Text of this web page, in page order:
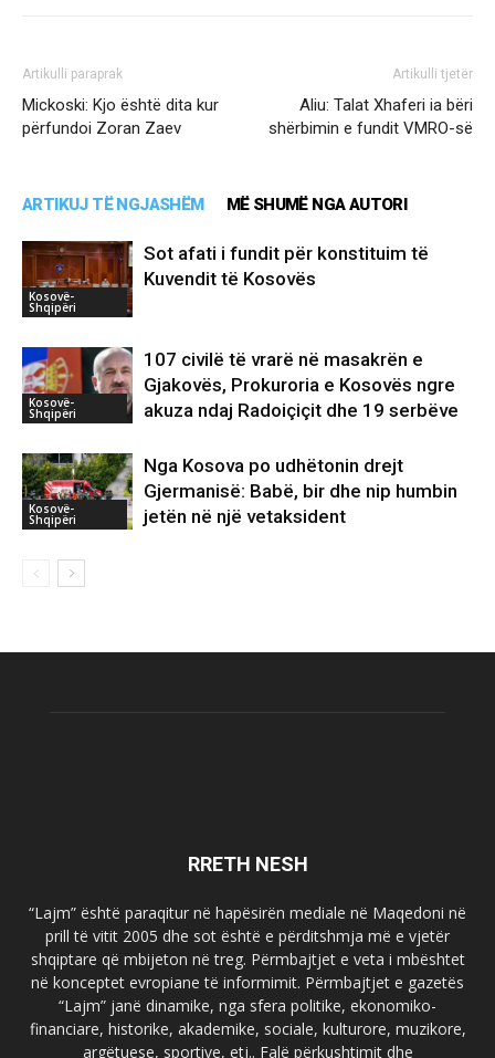
Artikulli paraprak
Mickoski: Kjo është dita kur
përfundoi Zoran Zaev
Artikulli tjetër
Aliu: Talat Xhaferi ia bëri
shërbimin e fundit VMRO-së
ARTIKUJ TË NGJASHËM MË SHUMË NGA AUTORI
Kosovë-
Shqipëri
Sot afati i fundit për konstituim të
Kuvendit të Kosovës
Kosovë-
Shqipëri
107 civilë të vrarë në masakrën e
Gjakovës, Prokuroria e Kosovës ngre
akuza ndaj Radoiçiçit dhe 19 serbëve
Kosovë-
Shqipëri
Nga Kosova po udhëtonin drejt
Gjermanisë: Babë, bir dhe nip humbin
jetën në një vetaksident
RRETH NESH
“Lajm” është paraqitur në hapësirën mediale në Maqedoni në
prill të vitit 2005 dhe sot është e përditshmja më e vjetër
shqiptare që mbijeton në treg. Përmbajtjet e veta i mbështet
në konceptet evropiane të informimit. Përmbajtjet e gazetës
“Lajm” janë dinamike, nga sfera politike, ekonomiko-
financiare, historike, akademike, sociale, kulturore, muzikore,
argëtuese, sportive, etj.. Falë përkushtimit dhe